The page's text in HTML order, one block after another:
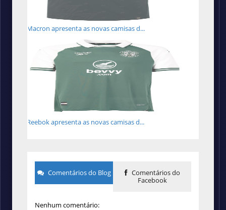
Macron apresenta as novas camisas d...
Reebok apresenta as novas camisas d...
Comentários do Blog
Comentários do
Facebook
Nenhum comentário: